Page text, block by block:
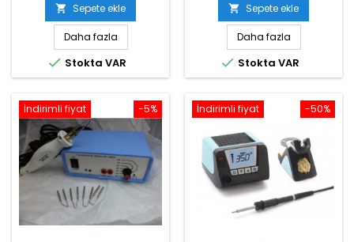
 Sepete ekle
Daha fazla
 Stokta VAR
 Sepete ekle
Daha fazla
 Stokta VAR
-5%
İndirimli fiyat -50%
İndirimli fiyat